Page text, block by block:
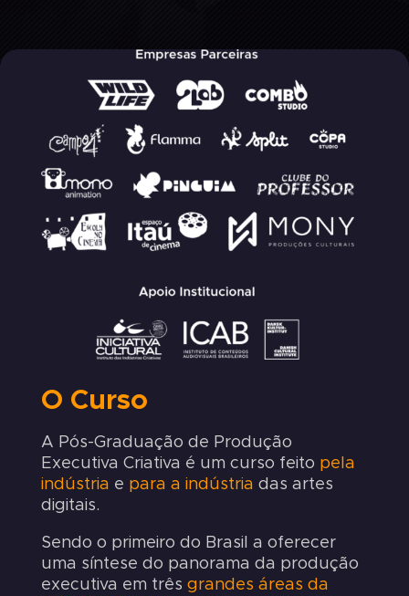
O Curso
A Pós-Graduação de Produção
Executiva Criativa é um curso feito pela
indústria e para a indústria das artes
digitais.
Sendo o primeiro do Brasil a oferecer
uma síntese do panorama da produção
executiva em três grandes áreas da